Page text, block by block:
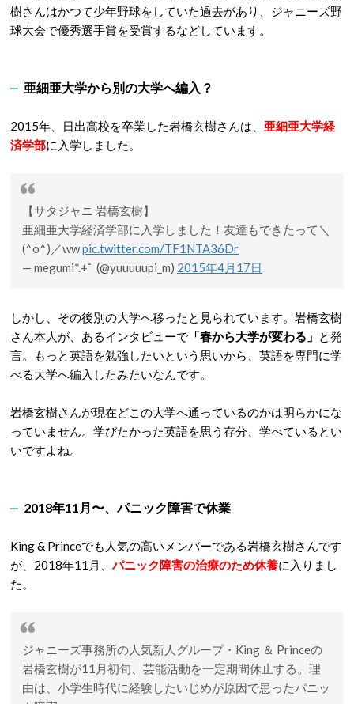
樹さんはかつて少年野球をしていた過去があり、ジャニーズ野
球大会で優秀選手賞を受賞するなどしています。
亜細亜大学から別の大学へ編入？
2015年、日出高校を卒業した岩橋玄樹さんは、 亜細亜大学経
済学部に入学しました。
【サタジャニ 岩橋玄樹】
亜細亜大学経済学部に入学しました！友達もできたって＼
(^o^)／wwpic.twitter.com/TF1NTA36Dr
— megumi*.+ﾟ (@yuuuuupi_m) 2015年4月17日
しかし、その後別の大学へ移ったと見られています。岩橋玄樹
さん本人が、あるインタビューで 「春から大学が変わる」 と発
言。もっと英語を勉強したいという思いから、英語を専門に学
べる大学へ編入したみたいなんです。
岩橋玄樹さんが現在どこの大学へ通っているのかは明らかにな
っていません。学びたかった英語を思う存分、学べているとい
いですよね。
2018年11月〜、パニック障害で休業
King & Princeでも人気の高いメンバーである岩橋玄樹さんです
が、2018年11月、パニック障害の治療のため休養に入りまし
た。
ジャニーズ事務所の人気新人グループ・King ＆ Princeの
岩橋玄樹が11月初旬、芸能活動を一定期間休止する。理
由は、小学生時代に経験したいじめが原因で患ったパニッ